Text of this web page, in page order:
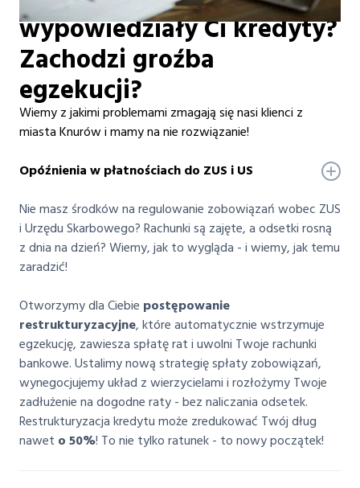
wypowiedziały Ci kredyty?
Zachodzi groźba
egzekucji?
Wiemy z jakimi problemami zmagają się nasi klienci z
miasta Knurów i mamy na nie rozwiązanie!
Opóźnienia w płatnościach do ZUS i US
Nie masz środków na regulowanie zobowiązań wobec ZUS
i Urzędu Skarbowego? Rachunki są zajęte, a odsetki rosną
z dnia na dzień? Wiemy, jak to wygląda - i wiemy, jak temu
zaradzić!
Otworzymy dla Ciebie postępowanie
restrukturyzacyjne, które automatycznie wstrzymuje
egzekucję, zawiesza spłatę rat i uwolni Twoje rachunki
bankowe. Ustalimy nową strategię spłaty zobowiązań,
wynegocjujemy układ z wierzycielami i rozłożymy Twoje
zadłużenie na dogodne raty - bez naliczania odsetek.
Restrukturyzacja kredytu może zredukować Twój dług
nawet o 50%! To nie tylko ratunek - to nowy początek!